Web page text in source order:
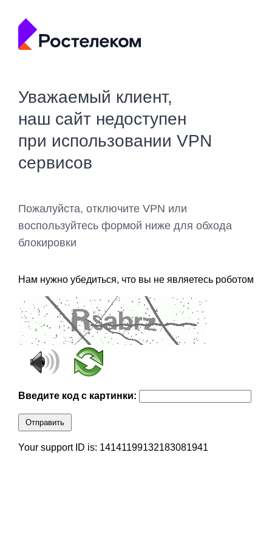
Уважаемый клиент,
наш сайт недоступен
при использовании VPN
сервисов
Пожалуйста, отключите VPN или
воспользуйтесь формой ниже для обхода
блокировки
Нам нужно убедиться, что вы не являетесь роботом
Введите код с картинки:
Отправить
Your support ID is: 14141199132183081941